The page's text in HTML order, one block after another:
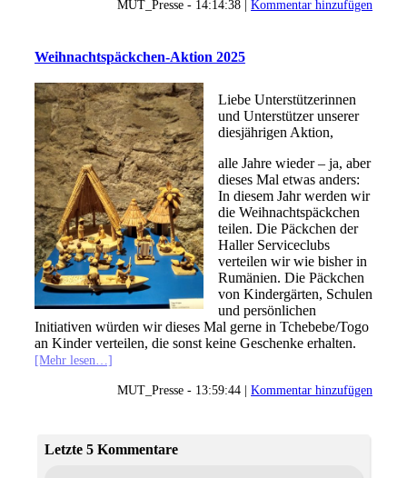
MUT_Presse - 14:14:38 |Kommentar hinzufügen
Weihnachtspäckchen-Aktion 2025
Liebe Unterstützerinnen
und Unterstützer unserer
diesjährigen Aktion,
alle Jahre wieder – ja, aber
dieses Mal etwas anders:
In diesem Jahr werden wir
die Weihnachtspäckchen
teilen. Die Päckchen der
Haller Serviceclubs
verteilen wir wie bisher in
Rumänien. Die Päckchen
von Kindergärten, Schulen
und persönlichen
Initiativen würden wir dieses Mal gerne in Tchebebe/Togo
an Kinder verteilen, die sonst keine Geschenke erhalten.
[Mehr lesen…]
MUT_Presse - 13:59:44 |Kommentar hinzufügen
Letzte 5 Kommentare